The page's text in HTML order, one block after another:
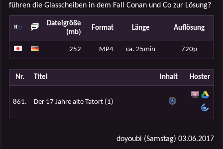
führen die Glasscheiben in dem Fall Conan und Co zur Lösung?
Dateigröße
(mb)
Format Länge Auflösung
252 MP4 ca. 25min 720p
Nr. Titel Inhalt Hoster
861. Der 17 Jahre alte Tatort (1)
doyoubi (Samstag) 03.06.2017